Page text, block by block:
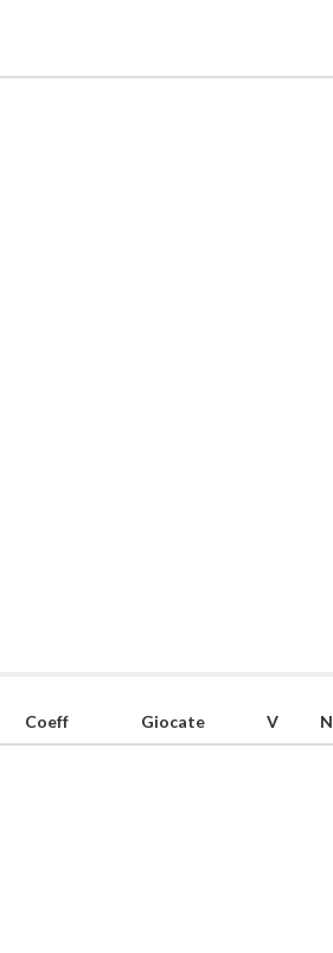
Coeff Giocate V N